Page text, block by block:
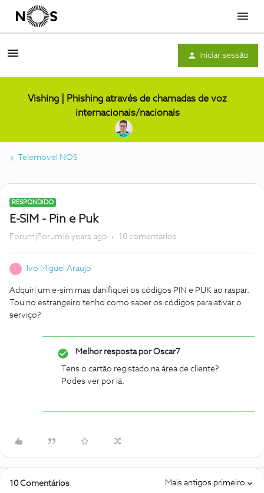
Menu
Iniciar sessão
Vishing | Phishing através de chamadas de voz
internacionais/nacionais
Telemóvel NOS
RESPONDIDO
E-SIM - Pin e Puk
Forum|Forum|6 years ago 10 comentários
Ivo Miguel Araujo
Adquiri um e-sim mas danifiquei os códigos PIN e PUK ao raspar.
Tou no estrangeiro tenho como saber os códigos para ativar o
serviço?
Melhor resposta porOscar7
Tens o cartão registado na área de cliente?
Podes ver por lá.
10 Comentários Mais antigos primeiro